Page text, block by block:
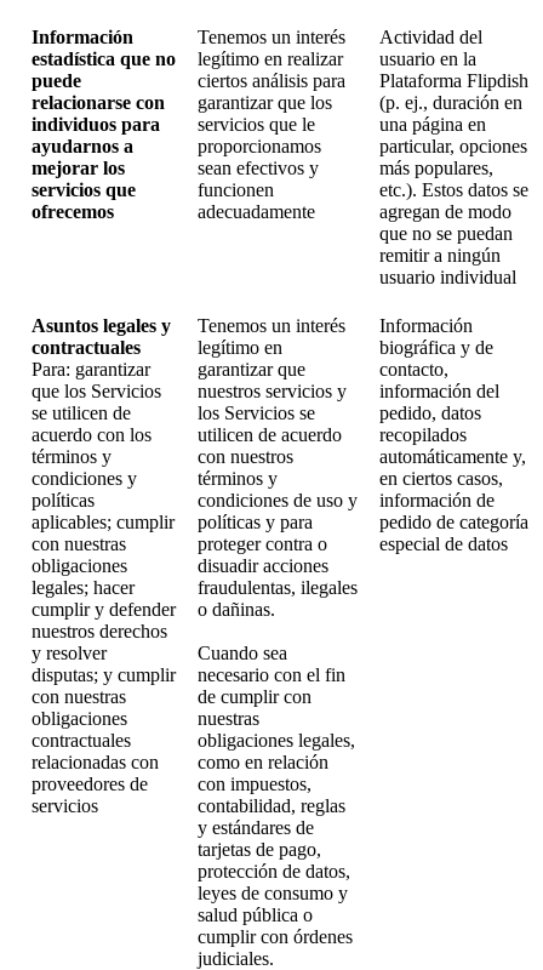
Información
estadística que no
puede
relacionarse con
individuos para
ayudarnos a
mejorar los
servicios que
ofrecemos
Tenemos un interés
legítimo en realizar
ciertos análisis para
garantizar que los
servicios que le
proporcionamos
sean efectivos y
funcionen
adecuadamente
Actividad del
usuario en la
Plataforma Flipdish
(p. ej., duración en
una página en
particular, opciones
más populares,
etc.). Estos datos se
agregan de modo
que no se puedan
remitir a ningún
usuario individual
Asuntos legales y
contractuales
Para: garantizar
que los Servicios
se utilicen de
acuerdo con los
términos y
condiciones y
políticas
aplicables; cumplir
con nuestras
obligaciones
legales; hacer
cumplir y defender
nuestros derechos
y resolver
disputas; y cumplir
con nuestras
obligaciones
contractuales
relacionadas con
proveedores de
servicios
Tenemos un interés
legítimo en
garantizar que
nuestros servicios y
los Servicios se
utilicen de acuerdo
con nuestros
términos y
condiciones de uso y
políticas y para
proteger contra o
disuadir acciones
fraudulentas, ilegales
o dañinas.
Cuando sea
necesario con el fin
de cumplir con
nuestras
obligaciones legales,
como en relación
con impuestos,
contabilidad, reglas
y estándares de
tarjetas de pago,
protección de datos,
leyes de consumo y
salud pública o
cumplir con órdenes
judiciales.
Información
biográfica y de
contacto,
información del
pedido, datos
recopilados
automáticamente y,
en ciertos casos,
información de
pedido de categoría
especial de datos